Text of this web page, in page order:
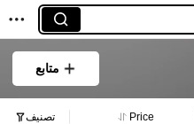
متابع
Price تصنيف